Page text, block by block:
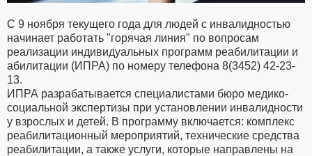
С 9 ноября текущего года для людей с инвалидностью
начинает работать "горячая линия" по вопросам
реализации индивидуальных программ реабилитации и
абилитации (ИПРА) по номеру телефона 8(3452) 42-23-
13.
ИПРА разрабатывается специалистами бюро медико-
социальной экспертизы при установлении инвалидности
у взрослых и детей. В программу включается: комплекс
реабилитационный мероприятий, технические средства
реабилитации, а также услуги, которые направлены на